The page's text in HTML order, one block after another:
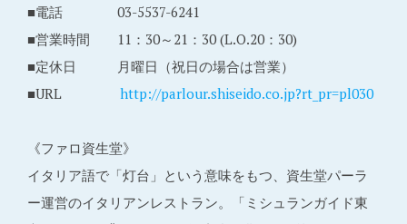
■電話 03-5537-6241
■営業時間 11：30～21：30 (L.O.20：30)
■定休日 月曜日（祝日の場合は営業）
■URL http://parlour.shiseido.co.jp?rt_pr=pl030
《ファロ資生堂》
イタリア語で「灯台」という意味をもつ、資生堂パーラ
ー運営のイタリアンレストラン。「ミシュランガイド東